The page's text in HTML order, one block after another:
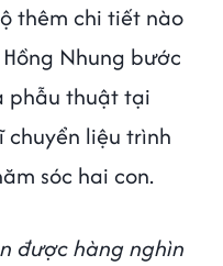
thêm chi tiết nào
Nhung bước
phẫu thuật tại
chuyển liệu trình
sóc hai con.
được hàng nghìn